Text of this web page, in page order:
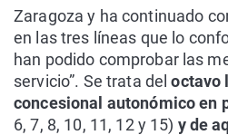
Zaragoza y ha continuado
en las tres líneas que lo
han podido comprobar las
servicio”. Se trata deloctavo
concesional autonómico en
6, 7, 8, 10, 11, 12 y 15) y de